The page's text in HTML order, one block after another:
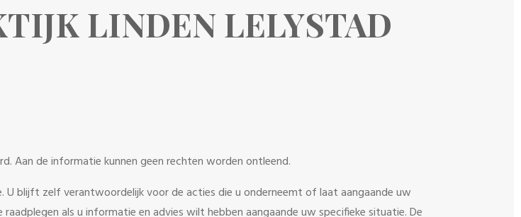
LINDEN LELYSTAD
Aan de informatie kunnen geen rechten worden ontleend.
blijft zelf verantwoordelijk voor de acties die u onderneemt of laat aangaande uw
als u informatie en advies wilt hebben aangaande uw specifieke situatie. De